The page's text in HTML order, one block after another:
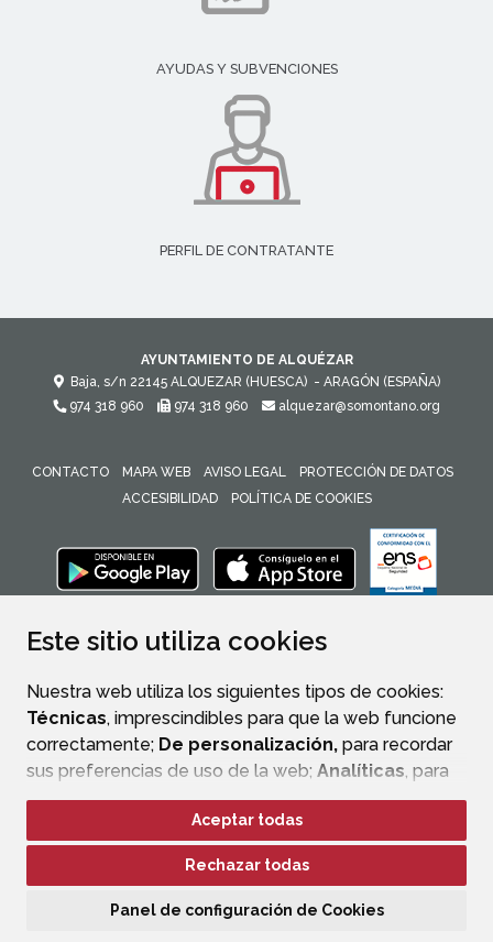
Este sitio utiliza cookies
Nuestra web utiliza los siguientes tipos de cookies:
Técnicas, imprescindibles para que la web funcione
correctamente; De personalización, para recordar
sus preferencias de uso de la web; Analíticas, para
mejorar el funcionamiento de la web y sus servicios.
Si acepta pulsando el botón“Aceptar todas”
consideramos que acepta su uso. Si pulsa el botón
ninguna acción, se guardarán las cookies técnicas
Aceptar todas
Rechazar todas
Panel de configuración de Cookies
AYUDAS Y SUBVENCIONES
PERFIL DE CONTRATANTE
AYUNTAMIENTO DE ALQUÉZAR
Baja, s/n 22145 ALQUEZAR (HUESCA) - ARAGÓN (ESPAÑA)
974 318 960
974 318 960 alquezar@somontano.org
CONTACTO MAPA WEB AVISO LEGAL
PROTECCIÓN DE DATOS
ACCESIBILIDAD
POLÍTICA DE COOKIES